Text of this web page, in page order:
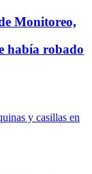
Monitoreo,
había robado